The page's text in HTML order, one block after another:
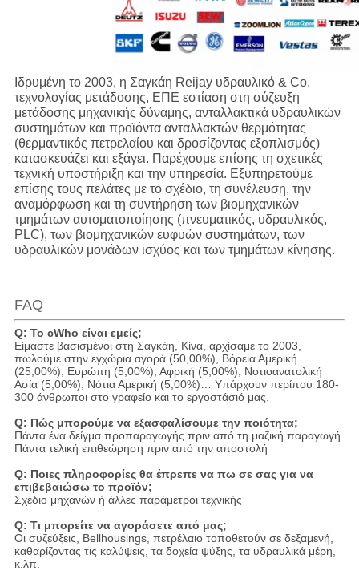
Ιδρυμένη το 2003, η Σαγκάη Reijay υδραυλικό & Co.
τεχνολογίας μετάδοσης, ΕΠΕ εστίαση στη σύζευξη
μετάδοσης μηχανικής δύναμης, ανταλλακτικά υδραυλικών
συστημάτων και προϊόντα ανταλλακτών θερμότητας
(θερμαντικός πετρελαίου και δροσίζοντας εξοπλισμός)
κατασκευάζει και εξάγει. Παρέχουμε επίσης τη σχετικές
τεχνική υποστήριξη και την υπηρεσία. Εξυπηρετούμε
επίσης τους πελάτες με το σχέδιο, τη συνέλευση, την
αναμόρφωση και τη συντήρηση των βιομηχανικών
τμημάτων αυτοματοποίησης (πνευματικός, υδραυλικός,
PLC), των βιομηχανικών ευφυών συστημάτων, των
υδραυλικών μονάδων ισχύος και των τμημάτων κίνησης.
FAQ
Q: Το cWho είναι εμείς;
Είμαστε βασισμένοι στη Σαγκάη, Κίνα, αρχίσαμε το 2003,
πωλούμε στην εγχώρια αγορά (50,00%), Βόρεια Αμερική
(25,00%), Ευρώπη (5,00%), Αφρική (5,00%), Νοτιοανατολική
Ασία (5,00%), Νότια Αμερική (5,00%)… Υπάρχουν περίπου 180-
300 άνθρωποι στο γραφείο και το εργοστάσιό μας.
Q: Πώς μπορούμε να εξασφαλίσουμε την ποιότητα;
Πάντα ένα δείγμα προπαραγωγής πριν από τη μαζική παραγωγή
Πάντα τελική επιθεώρηση πριν από την αποστολή
Q: Ποιες πληροφορίες θα έπρεπε να πω σε σας για να
επιβεβαιώσω το προϊόν;
Σχέδιο μηχανών ή άλλες παράμετροι τεχνικής
Q: Τι μπορείτε να αγοράσετε από μας;
Οι συζεύξεις, Bellhousings, πετρέλαιο τοποθετούν σε δεξαμενή,
καθαρίζοντας τις καλύψεις, τα δοχεία ψύξης, τα υδραυλικά μέρη,
κ.λπ.